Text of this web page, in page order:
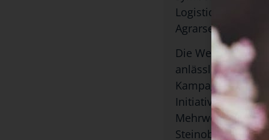
Logistics Fair
Agrarsektor.
Die Werbeaktion
anlässlich von
Kampagne ist
Initiativen das
Mehrwert